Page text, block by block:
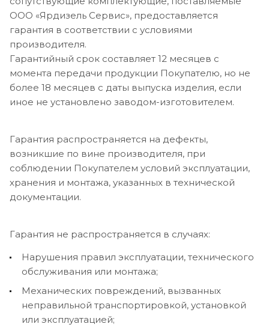
ООО «Ярдизель Сервис», предоставляется
гарантия в соответствии с условиями
производителя.
Гарантийный срок составляет 12 месяцев с
момента передачи продукции Покупателю, но не
более 18 месяцев с даты выпуска изделия, если
иное не установлено заводом-изготовителем.
Гарантия распространяется на дефекты,
возникшие по вине производителя, при
соблюдении Покупателем условий эксплуатации,
хранения и монтажа, указанных в технической
документации.
Гарантия не распространяется в случаях:
Нарушения правил эксплуатации, технического
обслуживания или монтажа;
Механических повреждений, вызванных
неправильной транспортировкой, установкой
или эксплуатацией;